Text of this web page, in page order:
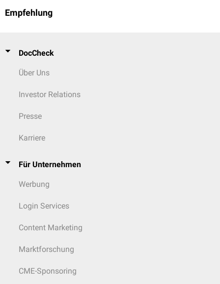
Empfehlung
DocCheck
Über Uns
Investor Relations
Presse
Karriere
Für Unternehmen
Werbung
Login Services
Content Marketing
Marktforschung
CME-Sponsoring